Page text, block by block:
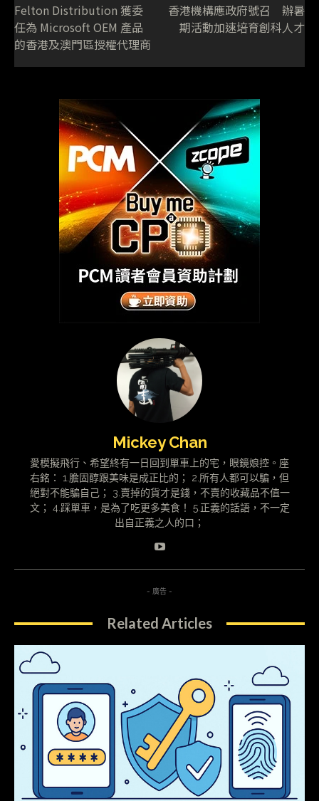
Felton Distribution 獲委
任為 Microsoft OEM 產品
的香港及澳門區授權代理商
香港機構應政府號召 辦暑
期活動加速培育創科人才
Mickey Chan
愛模擬飛行、希望終有一日回到單車上的宅，眼鏡娘控。座
右銘： 1.膽固醇跟美味是成正比的； 2.所有人都可以騙，但
絕對不能騙自己； 3.賣掉的貨才是錢，不賣的收藏品不值一
文； 4.踩單車，是為了吃更多美食！ 5.正義的話語，不一定
出自正義之人的口；
- 廣告 -
Related Articles